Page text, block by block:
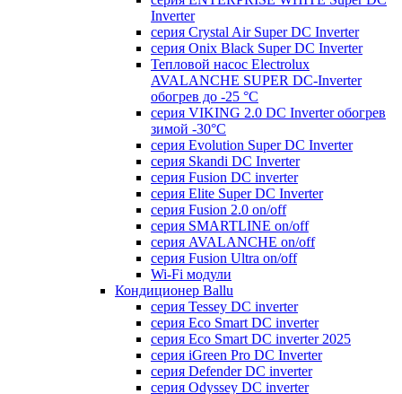
Inverter
серия Crystal Air Super DC Inverter
серия Onix Black Super DC Inverter
Тепловой насос Electrolux
AVALANCHE SUPER DC-Inverter
обогрев до -25 °С
серия VIKING 2.0 DC Inverter обогрев
зимой -30°С
серия Evolution Super DC Inverter
серия Skandi DC Inverter
серия Fusion DC inverter
серия Elite Super DC Inverter
серия Fusion 2.0 on/off
серия SMARTLINE on/off
серия AVALANCHE on/off
серия Fusion Ultra on/off
Wi-Fi модули
Кондиционер Ballu
серия Tessey DC inverter
серия Eco Smart DC inverter
серия Eco Smart DC inverter 2025
серия iGreen Pro DC Inverter
серия Defender DC inverter
серия Odyssey DC inverter